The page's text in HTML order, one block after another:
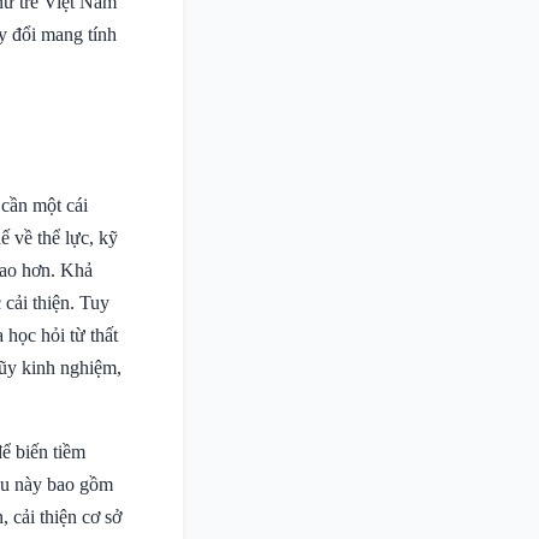
đổi mang tính
một cái
về thể lực, kỹ
hơn. Khả
cải thiện. Tuy
học hỏi từ thất
kinh nghiệm,
biến tiềm
này bao gồm
cải thiện cơ sở